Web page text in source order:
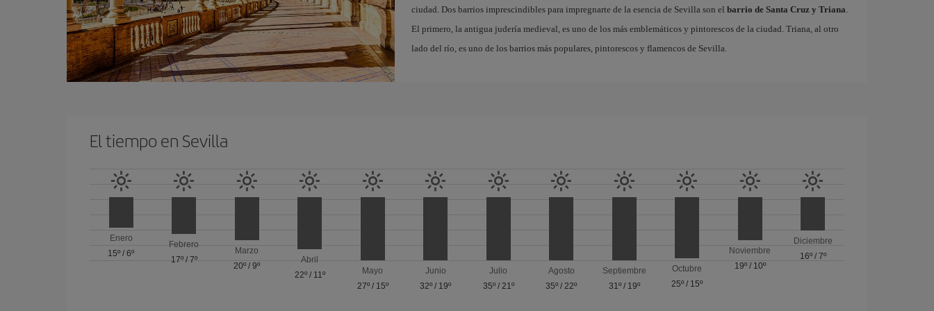
ciudad. Dos barrios imprescindibles para impregnarte de la esencia de Sevilla son el barrio de Santa Cruz y Triana.
El primero, la antigua judería medieval, es uno de los más emblemáticos y pintorescos de la ciudad. Triana, al otro
lado del río, es uno de los barrios más populares, pintorescos y flamencos de Sevilla.
El tiempo en Sevilla
Enero
15º /6º
Febrero
17º/ 7º
Marzo
20º /9º
Abril
22º/ 11º
Mayo
27º/ 15º
Junio
32º / 19º
Julio
35º/ 21º
Agosto
35º /22º
Septiembre
31º/ 19º
Octubre
25º / 15º
Noviembre
19º/ 10º
Diciembre
16º/ 7º